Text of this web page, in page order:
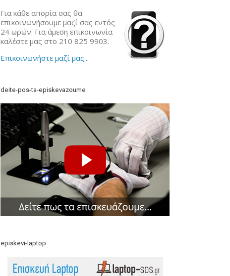
Για κάθε απορία σας θα
επικοινωνήσουμε μαζί σας εντός
24 ωρών. Για άμεση επικοινωνία
καλέστε μας στο 210 825 9903.
Επικοινωνήστε μαζί μας...
deite-pos-ta-episkevazoume
episkevi-laptop